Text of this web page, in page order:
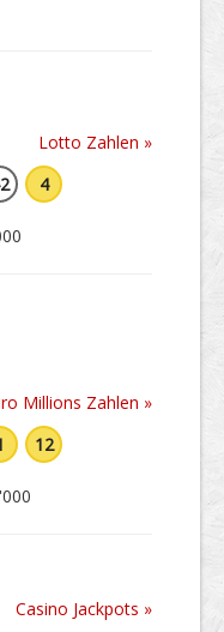
Lotto Zahlen »
4
Millions Zahlen »
12
Casino Jackpots »